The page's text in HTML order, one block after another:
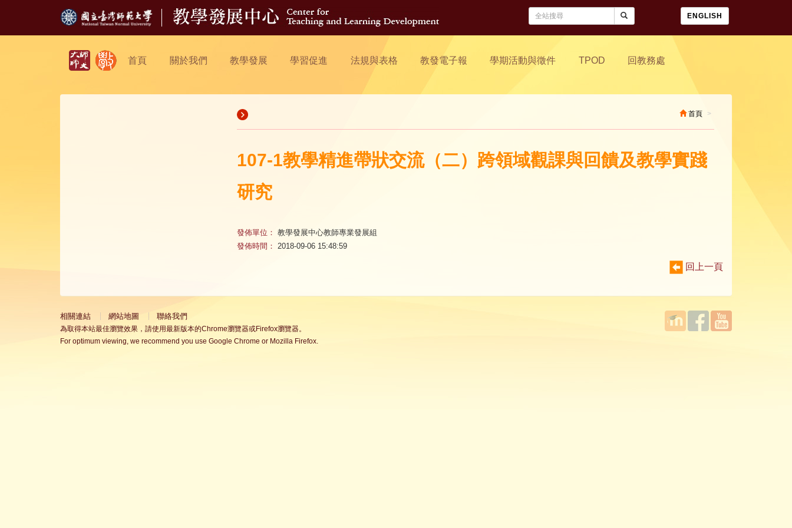
ENGLISH
首頁 關於我們 教學發展 學習促進 法規與表格 教發電子報 學期活動與徵件 TPOD 回教務處
首頁
107-1教學精進帶狀交流（二）跨領域觀課與回饋及教學實踐
研究
發佈單位： 教學發展中心教師專業發展組
發佈時間： 2018-09-06 15:48:59
回上一頁
相關連結 網站地圖 聯絡我們
為取得本站最佳瀏覽效果，請使用最新版本的Chrome瀏覽器或Firefox瀏覽器。
For optimum viewing, we recommend you use Google Chrome or Mozilla Firefox.